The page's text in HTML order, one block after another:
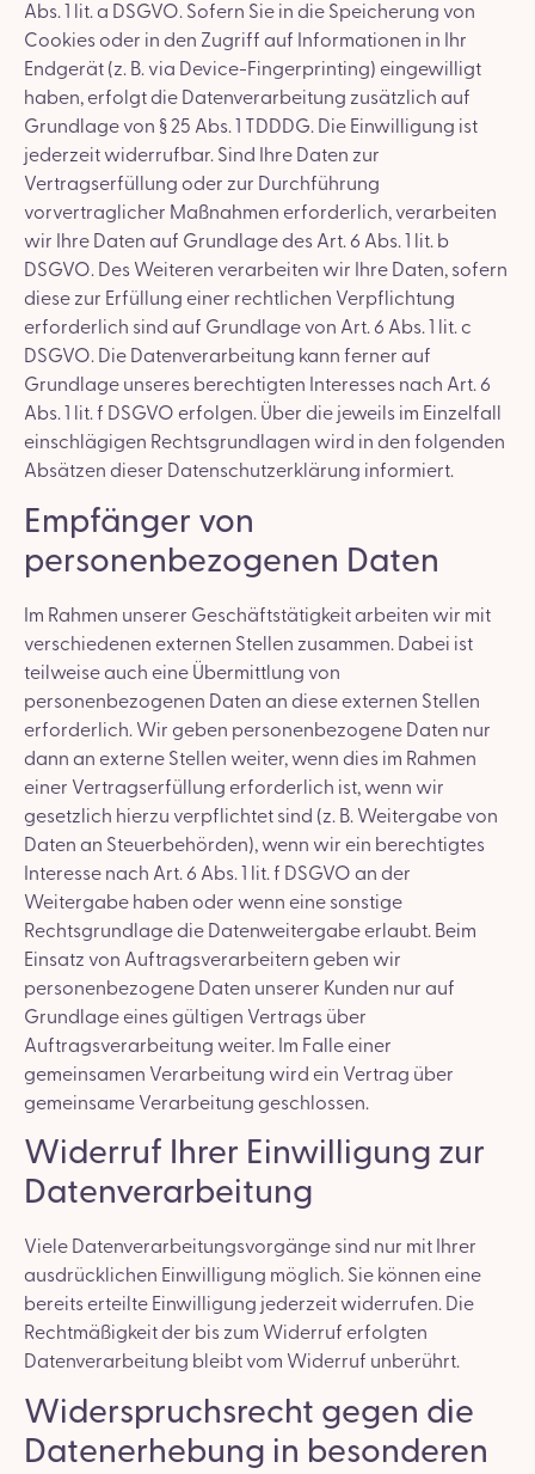
Abs. 1 lit. a DSGVO. Sofern Sie in die Speicherung von
Cookies oder in den Zugriff auf Informationen in Ihr
Endgerät (z. B. via Device-Fingerprinting) eingewilligt
haben, erfolgt die Datenverarbeitung zusätzlich auf
Grundlage von § 25 Abs. 1 TDDDG. Die Einwilligung ist
jederzeit widerrufbar. Sind Ihre Daten zur
Vertragserfüllung oder zur Durchführung
vorvertraglicher Maßnahmen erforderlich, verarbeiten
wir Ihre Daten auf Grundlage des Art. 6 Abs. 1 lit. b
DSGVO. Des Weiteren verarbeiten wir Ihre Daten, sofern
diese zur Erfüllung einer rechtlichen Verpflichtung
erforderlich sind auf Grundlage von Art. 6 Abs. 1 lit. c
DSGVO. Die Datenverarbeitung kann ferner auf
Grundlage unseres berechtigten Interesses nach Art. 6
Abs. 1 lit. f DSGVO erfolgen. Über die jeweils im Einzelfall
einschlägigen Rechtsgrundlagen wird in den folgenden
Absätzen dieser Datenschutzerklärung informiert.
Empfänger von
personenbezogenen Daten
Im Rahmen unserer Geschäftstätigkeit arbeiten wir mit
verschiedenen externen Stellen zusammen. Dabei ist
teilweise auch eine Übermittlung von
personenbezogenen Daten an diese externen Stellen
erforderlich. Wir geben personenbezogene Daten nur
dann an externe Stellen weiter, wenn dies im Rahmen
einer Vertragserfüllung erforderlich ist, wenn wir
gesetzlich hierzu verpflichtet sind (z. B. Weitergabe von
Daten an Steuerbehörden), wenn wir ein berechtigtes
Interesse nach Art. 6 Abs. 1 lit. f DSGVO an der
Weitergabe haben oder wenn eine sonstige
Rechtsgrundlage die Datenweitergabe erlaubt. Beim
Einsatz von Auftragsverarbeitern geben wir
personenbezogene Daten unserer Kunden nur auf
Grundlage eines gültigen Vertrags über
Auftragsverarbeitung weiter. Im Falle einer
gemeinsamen Verarbeitung wird ein Vertrag über
gemeinsame Verarbeitung geschlossen.
Widerruf Ihrer Einwilligung zur
Datenverarbeitung
Viele Datenverarbeitungsvorgänge sind nur mit Ihrer
ausdrücklichen Einwilligung möglich. Sie können eine
bereits erteilte Einwilligung jederzeit widerrufen. Die
Rechtmäßigkeit der bis zum Widerruf erfolgten
Datenverarbeitung bleibt vom Widerruf unberührt.
Widerspruchsrecht gegen die
Datenerhebung in besonderen